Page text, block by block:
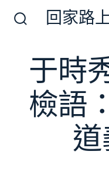
切
換
回家路
于時
檢語